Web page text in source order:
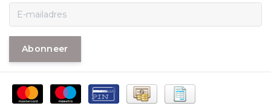
Abonneer